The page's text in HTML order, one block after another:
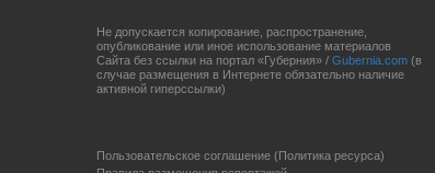
Не допускается копирование, распространение,
опубликование или иное использование материалов
Сайта без ссылки на портал «Губерния» / Gubernia.com (в
случае размещения в Интернете обязательно наличие
активной гиперссылки)
Пользовательское соглашение (Политика ресурса)